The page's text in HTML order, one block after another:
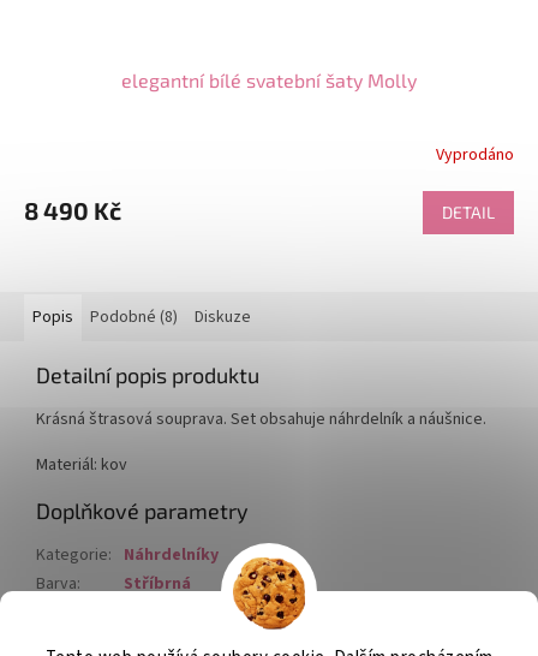
elegantní bílé svatební šaty Molly
Vyprodáno
8 490 Kč DETAIL
Popis Podobné (8) Diskuze
Detailní popis produktu
Krásná štrasová souprava. Set obsahuje náhrdelník a náušnice.
Materiál: kov
Doplňkové parametry
Kategorie: Náhrdelníky
Barva:
Stříbrná